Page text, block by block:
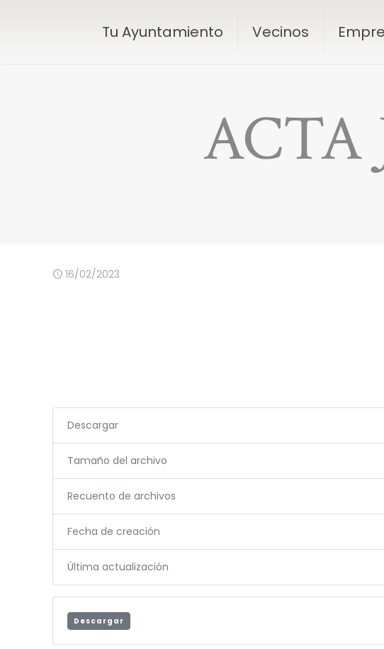
Tu Ayuntamiento Vecinos
ACTA
16/02/2023
Descargar
Tamaño del archivo
Recuento de archivos
Fecha de creación
Última actualización
Descargar